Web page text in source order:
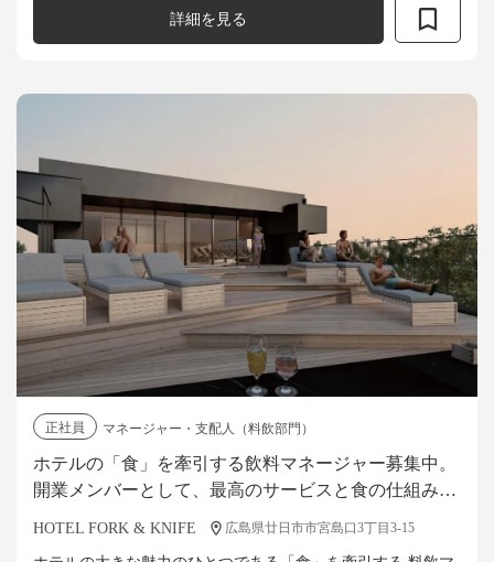
するマネジメントをお任せします。 ...
詳細を見る
正社員
マネージャー・支配人（料飲部門）
ホテルの「食」を牽引する飲料マネージャー募集中。
開業メンバーとして、最高のサービスと食の仕組みを
HOTEL FORK & KNIFE 広島県廿日市市宮島口3丁目3-15